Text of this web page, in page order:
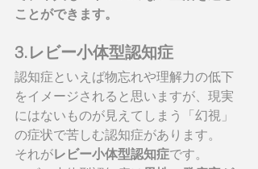
ことができます。
3.レビー小体型認知症
認知症といえば物忘れや理解力の低下
をイメージされると思いますが、現実
にはないものが見えてしまう「幻視」
の症状で苦しむ認知症があります。
それがレビー小体型認知症です。